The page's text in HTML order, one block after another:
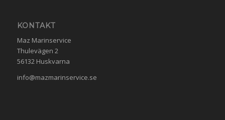
KONTAKT
Maz Marinservice
Thulevägen 2
56132 Huskvarna
info@mazmarinservice.se